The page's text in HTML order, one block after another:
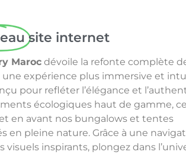
site internet
Maroc dévoile la refonte complète
une expérience plus immersive et
pour refléter l’élégance et
écologiques haut de gamme, ce
en avant nos bungalows et tentes
en pleine nature. Grâce à une
visuels inspirants, plongez dans